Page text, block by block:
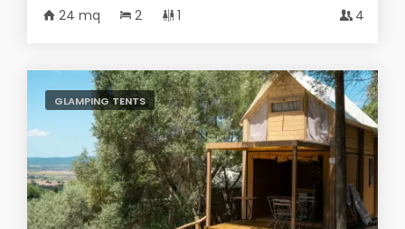
24 mq 2 1 4
GLAMPING TENTS